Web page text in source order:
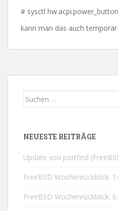
# sysctl
kann man das auch
Suchen
NEUESTE BEITRÄGE
Update von portfind
FreeBSD Wochenrückblick:
FreeBSD Wochenrückblick: